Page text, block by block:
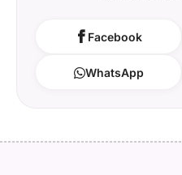
Facebook
WhatsApp